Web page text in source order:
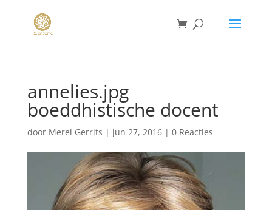
annelies.jpg
boeddhistische docent
door Merel Gerrits | jun 27, 2016| 0 Reacties